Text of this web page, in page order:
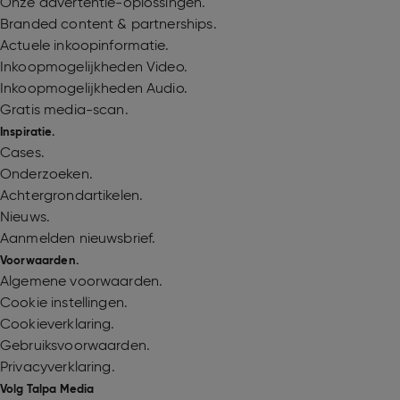
Branded content & partnerships.
Actuele inkoopinformatie.
Inkoopmogelijkheden Video.
Inkoopmogelijkheden Audio.
Gratis media-scan.
Inspiratie.
Cases.
Onderzoeken.
Achtergrondartikelen.
Nieuws.
Aanmelden nieuwsbrief.
Voorwaarden.
Algemene voorwaarden.
Cookie instellingen.
Cookieverklaring.
Gebruiksvoorwaarden.
Privacyverklaring.
Volg Talpa Media